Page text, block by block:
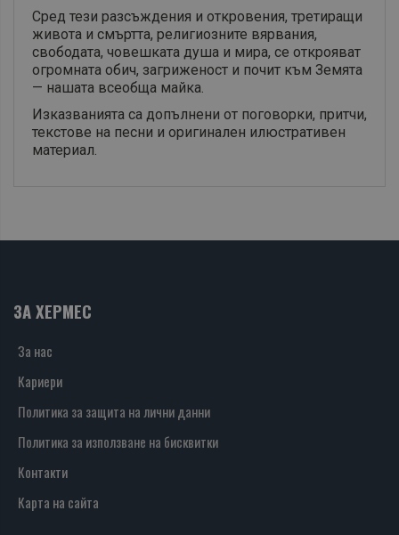
Сред тези разсъждения и откровения, третиращи
живота и смъртта, религиозните вярвания,
свободата, човешката душа и мира, се открояват
огромната обич, загриженост и почит към Земята
— нашата всеобща майка.
Изказванията са допълнени от поговорки, притчи,
текстове на песни и оригинален илюстративен
материал.
ЗА ХЕРМЕС
За нас
Кариери
Политика за защита на лични данни
Политика за използване на бисквитки
Контакти
Карта на сайта